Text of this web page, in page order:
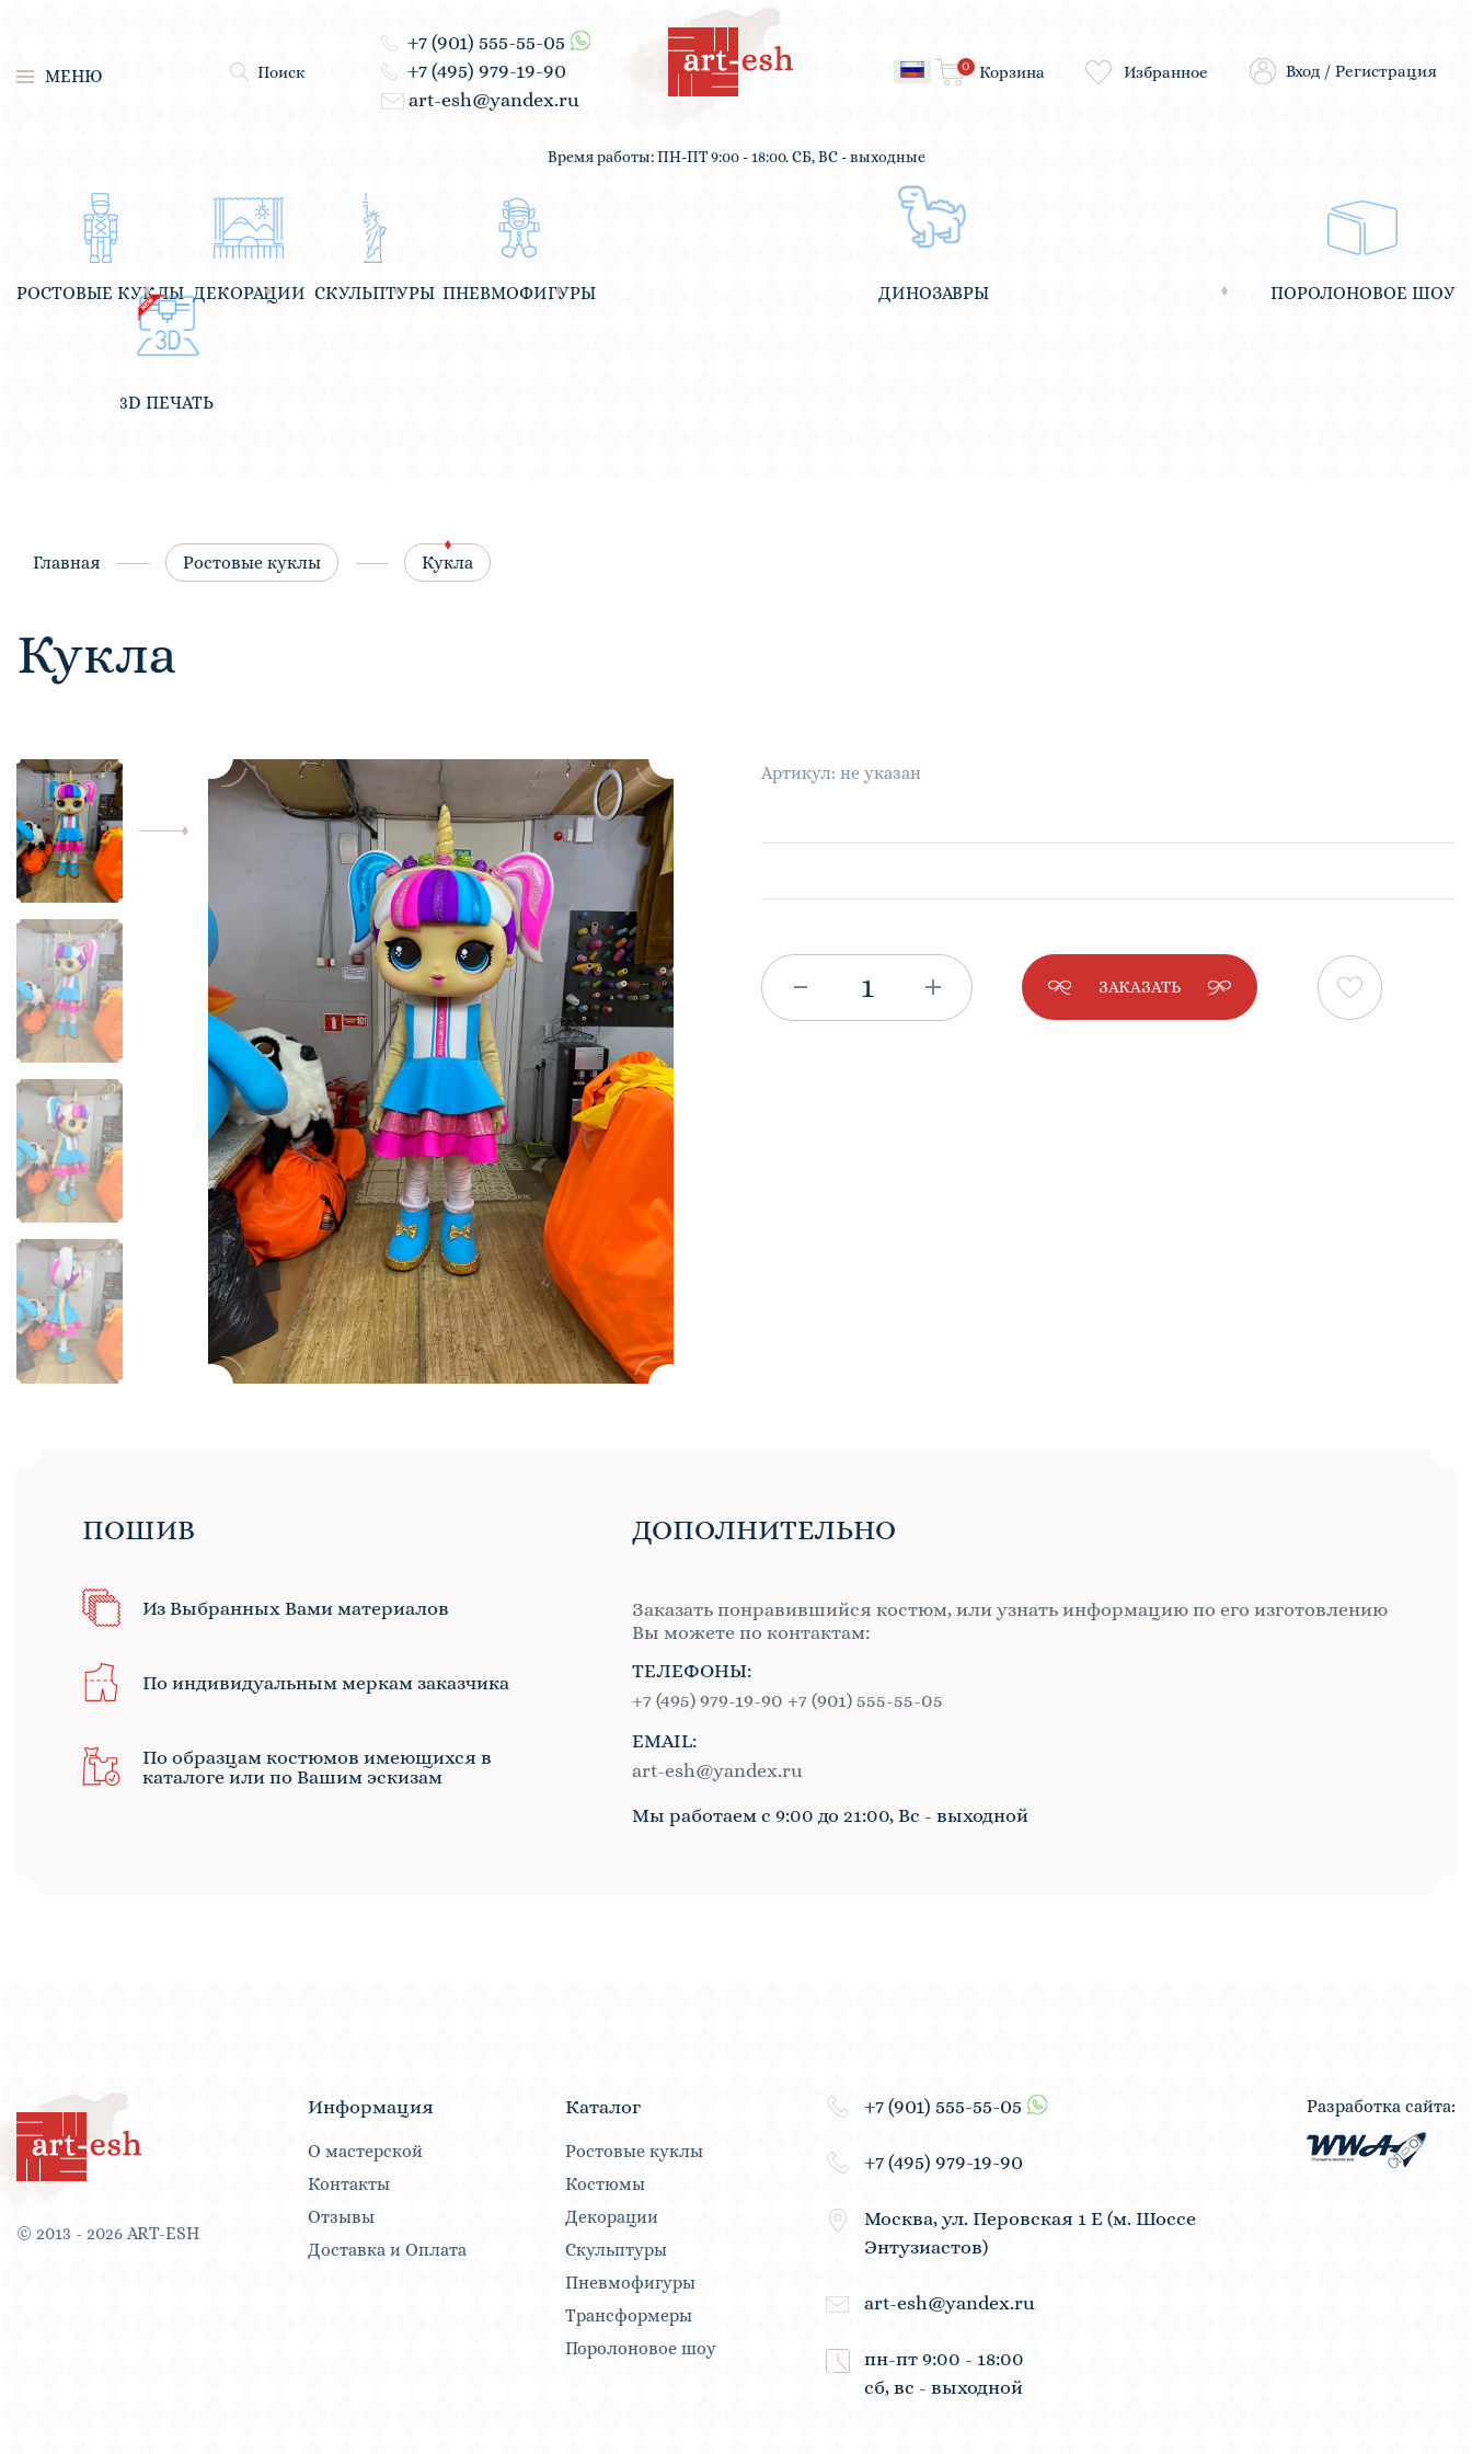
МЕНЮ Поиск
+7 (901) 555-55-05
+7 (495) 979-19-90
art-esh@yandex.ru
Корзина
0 Избранное Вход / Регистрация
Время работы: ПН-ПТ 9:00 - 18:00. СБ, ВС - выходные
РОСТОВЫЕ КУКЛЫ ДЕКОРАЦИИ СКУЛЬПТУРЫ ПНЕВМОФИГУРЫ ДИНОЗАВРЫ ПОРОЛОНОВОЕ ШОУ
3D ПЕЧАТЬ
Главная Ростовые куклы Кукла
Кукла
Артикул: не указан
ЗАКАЗАТЬ
ПОШИВ
Из Выбранных Вами материалов
По индивидуальным меркам заказчика
По образцам костюмов имеющихся в
каталоге или по Вашим эскизам
ДОПОЛНИТЕЛЬНО
Заказать понравившийся костюм, или узнать информацию по его изготовлению
Вы можете по контактам:
ТЕЛЕФОНЫ:
+7 (495) 979-19-90 +7 (901) 555-55-05
EMAIL:
art-esh@yandex.ru
Мы работаем с 9:00 до 21:00, Вс - выходной
© 2013 - 2026 ART-ESH
Информация
О мастерской
Контакты
Отзывы
Доставка и Оплата
Каталог
Ростовые куклы
Костюмы
Декорации
Скульптуры
Пневмофигуры
Трансформеры
Поролоновое шоу
+7 (901) 555-55-05
+7 (495) 979-19-90
Москва, ул. Перовская 1 Е (м. Шоссе
Энтузиастов)
art-esh@yandex.ru
пн-пт 9:00 - 18:00
сб, вс - выходной
Разработка сайта: